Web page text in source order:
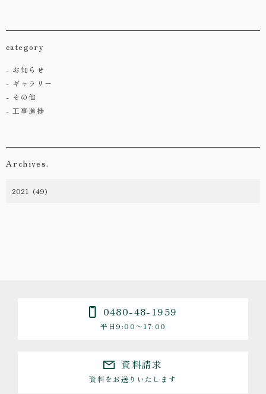
category
お知らせ
ギャラリー
その他
工事進捗
Archives.
0480-48-1959
平日9:00〜17:00
資料請求
資料をお送りいたします